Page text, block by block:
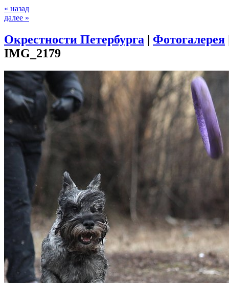
« назад
далее »
Окрестности Петербурга | Фотогалерея
IMG_2179